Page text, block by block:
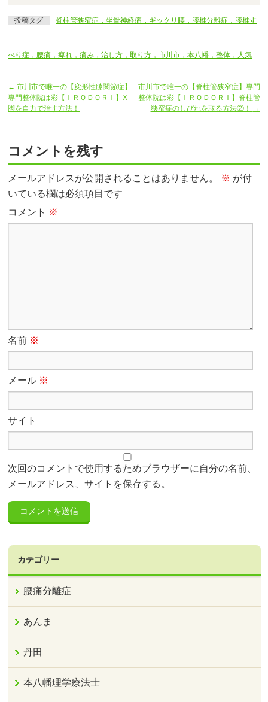
投稿タグ 脊柱管狭窄症，坐骨神経痛，ギックリ腰，腰椎分離症，腰椎す
べり症，腰痛，痺れ，痛み，治し方，取り方，市川市，本八幡，整体，人気
← 市川市で唯一の【変形性膝関節症】
専門整体院は彩【ＩＲＯＤＯＲＩ】X
脚を自力で治す方法！
市川市で唯一の【脊柱管狭窄症】専門
整体院は彩【ＩＲＯＤＯＲＩ】脊柱管
狭窄症のしびれを取る方法②！
→
コメントを残す
メールアドレスが公開されることはありません。 ※ が付
いている欄は必須項目です
コメント ※
名前 ※
メール ※
サイト
次回のコメントで使用するためブラウザーに自分の名前、
メールアドレス、サイトを保存する。
カテゴリー
腰痛分離症
あんま
丹田
本八幡理学療法士